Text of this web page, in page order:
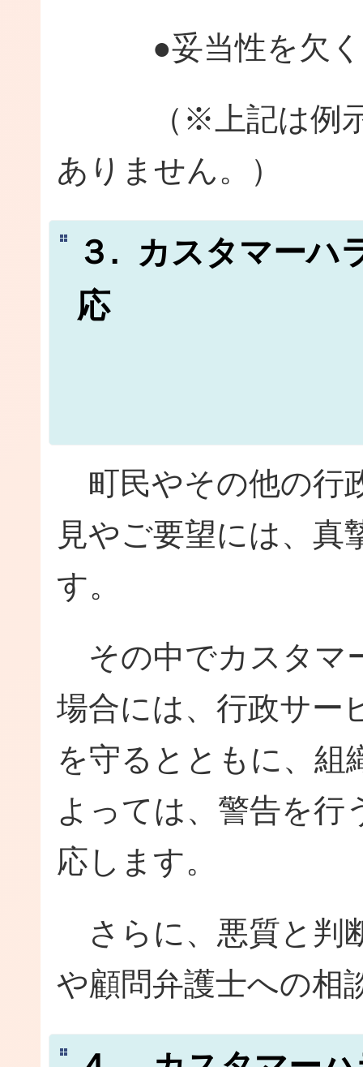
●妥当性を欠く
（※上記は例示
ありません。）
３. カスタマーハ
町民やその他の行
見やご要望には、真
す。
その中でカスタマ
場合には、行政サー
を守るとともに、組
よっては、警告を行
応します。
さらに、悪質と判
や顧問弁護士への相